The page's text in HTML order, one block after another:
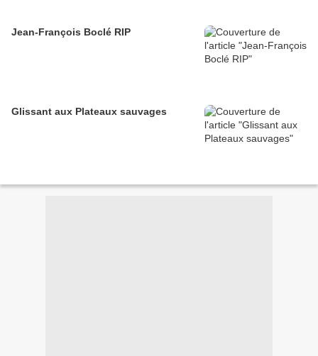
Jean-François Boclé RIP
Glissant aux Plateaux sauvages